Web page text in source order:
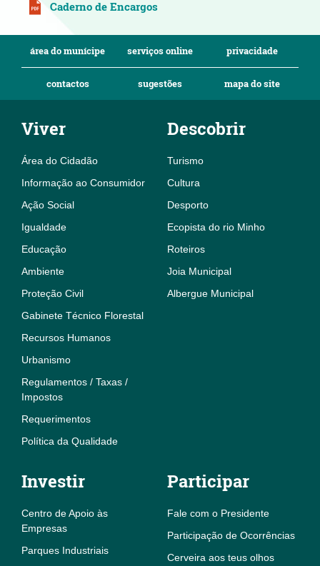
Caderno de Encargos
área do munícipe serviços online privacidade
contactos sugestões mapa do site
Viver
Área do Cidadão
Informação ao Consumidor
Ação Social
Igualdade
Educação
Ambiente
Proteção Civil
Gabinete Técnico Florestal
Recursos Humanos
Urbanismo
Regulamentos / Taxas /
Impostos
Requerimentos
Política da Qualidade
Descobrir
Turismo
Cultura
Desporto
Ecopista do rio Minho
Roteiros
Joia Municipal
Albergue Municipal
Investir
Centro de Apoio às
Empresas
Parques Industriais
Participar
Fale com o Presidente
Participação de Ocorrências
Cerveira aos teus olhos